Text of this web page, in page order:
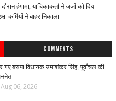
हंगामा, याचिकाकर्ता ने जजों को दिया
ने बाहर निकाला
COMMENTS
बसपा विधायक उमाशंकर सिंह, पूर्वांचल की
Aug 06, 2026